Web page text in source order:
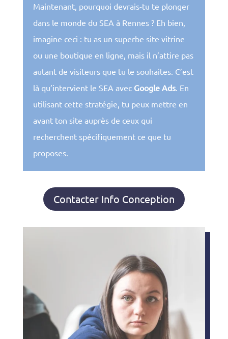
Maintenant, pourquoi devrais-tu te plonger
dans le monde du SEA à Rennes ? Eh bien,
imagine ceci : tu as un superbe site vitrine
ou une boutique en ligne, mais il n’attire pas
autant de visiteurs que tu le souhaites. C’est
là qu’intervient le SEA avec Google Ads. En
utilisant cette stratégie, tu peux mettre en
avant ton site auprès de ceux qui
recherchent spécifiquement ce que tu
proposes.
Contacter Info Conception